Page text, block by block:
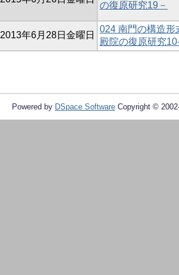
の復原研究19－
2013年6月28日金曜日
024 南門の構造形
殿院の復原研究
Powered by DSpace Software Copyright ©